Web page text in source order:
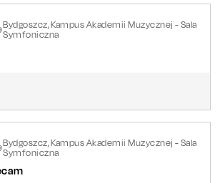
Bydgoszcz, Kampus Akademii Muzycznej - Sala
Symfoniczna
Bydgoszcz, Kampus Akademii Muzycznej - Sala
Symfoniczna